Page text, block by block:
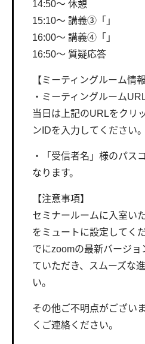
14:50〜 休憩
15:10〜 講義③「」
16:00〜 講義④「」
16:50〜 質疑応答
【ミーティングルーム情報
・ミーティングルーム
当日は上記のURLをクリ
ンIDを入力してください。
・「受信者名」様のパス
なります。
【注意事項】
セミナールームに入室い
をミュートに設定してく
でにzoomの最新バージョ
ていただき、スムーズな
い。
その他ご不明点がござい
くご連絡ください。